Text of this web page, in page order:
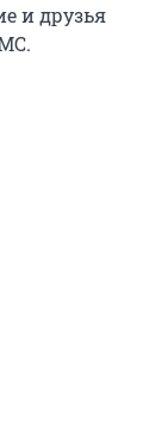
и друзья